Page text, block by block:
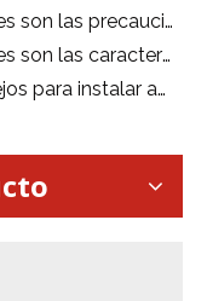
¿Cuáles son las precauciones para el uso de andamios móviles?
¿Cuáles son las características de la plataforma móvil de aluminio/andamio móvil?
Consejos para instalar andamios de aluminio de forma segura.